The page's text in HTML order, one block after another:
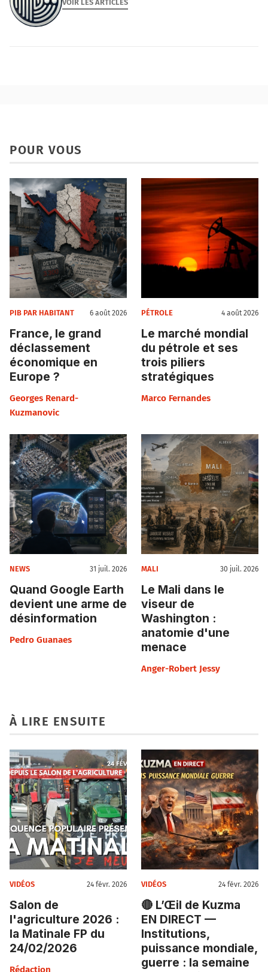
VOIR LES ARTICLES
POUR VOUS
PIB PAR HABITANT 6 août 2026
France, le grand
déclassement
économique en
Europe ?
Georges Renard-
Kuzmanovic
PÉTROLE 4 août 2026
Le marché mondial
du pétrole et ses
trois piliers
stratégiques
Marco Fernandes
NEWS 31 juil. 2026
Quand Google Earth
devient une arme de
désinformation
Pedro Guanaes
MALI 30 juil. 2026
Le Mali dans le
viseur de
Washington :
anatomie d'une
menace
Anger-Robert Jessy
À LIRE ENSUITE
VIDÉOS 24 févr. 2026
Salon de
l'agriculture 2026 :
la Matinale FP du
24/02/2026
Rédaction
VIDÉOS 24 févr. 2026
🔴 L’Œil de Kuzma
EN DIRECT —
Institutions,
puissance mondiale,
guerre : la semaine